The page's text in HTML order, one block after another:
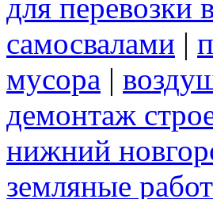
для перевозки
самосвалами |
мусора |
демонтаж
нижний
земляные